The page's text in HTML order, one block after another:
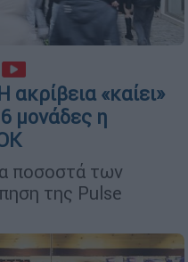
«καίει»
μονάδες η
ποσοστά των
της Pulse